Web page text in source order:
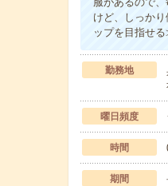
けど、しっか
ップを目指せ
勤務地
曜日頻度
時間
期間